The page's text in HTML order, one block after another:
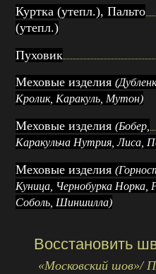
Куртка (утепл.), Пальто
(утепл.)
Пуховик
Меховые изделия
Кролик, Каракуль, Мутон)
Меховые изделия(Бобер,
Каракульча Нутрия, Лиса,
Меховые изделия
Куница, Чернобурка Норка,
Соболь, Шиншилла)
Восстановить
«Московский шов»/